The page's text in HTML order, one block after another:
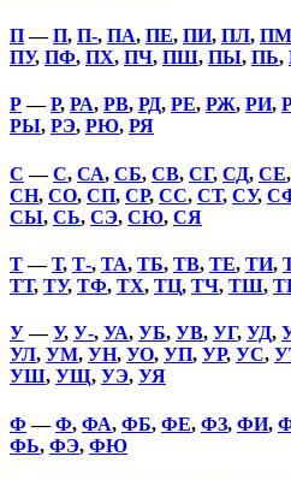
П—П, П-, ПА, ПЕ, ПИ, ПЛ, ПМ
ПУ, ПФ, ПХ, ПЧ, ПШ, ПЫ, ПЬ,
Р—Р, РА, РВ, РД, РЕ, РЖ, РИ,
РЫ, РЭ, РЮ, РЯ
С —С, СА, СБ, СВ, СГ, СД, СЕ,
СН, СО, СП, СР, СС, СТ, СУ,
СЫ, СЬ, СЭ, СЮ, СЯ
Т—Т, Т-, ТА, ТБ, ТВ, ТЕ, ТИ,
ТТ, ТУ, ТФ, ТХ, ТЦ, ТЧ, ТШ,
У—У, У-, УА, УБ, УВ, УГ, УД,
УЛ, УМ, УН, УО, УП, УР, УС,
УШ, УЩ, УЭ, УЯ
Ф —Ф, ФА, ФБ, ФЕ, ФЗ, ФИ,
ФЬ, ФЭ, ФЮ